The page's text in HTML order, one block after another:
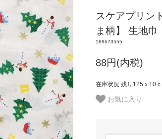
スケアプリン
ま柄】 生地巾
188673555
88円(内税)
在庫状況 残り125ｘ10
お気に入り